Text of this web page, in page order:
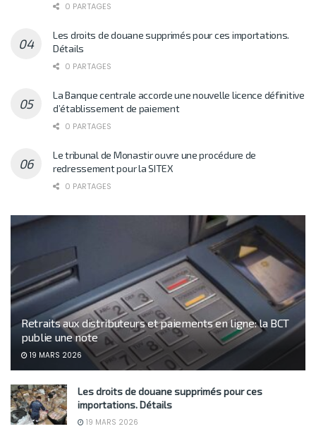
0 PARTAGES
Les droits de douane supprimés pour ces importations.
Détails
0 PARTAGES
La Banque centrale accorde une nouvelle licence définitive
d’établissement de paiement
0 PARTAGES
Le tribunal de Monastir ouvre une procédure de
redressement pour la SITEX
0 PARTAGES
Retraits aux distributeurs et paiements en ligne: la BCT
publie une note
19 MARS 2026
Les droits de douane supprimés pour ces
importations. Détails
19 MARS 2026